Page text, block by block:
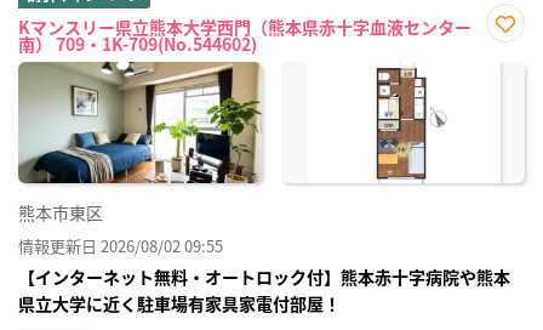
Kマンスリー県立熊本大学西門（熊本県赤十字血液センター
南） 709・1K-709(No.544602)
に入
熊本市東区
情報更新日 2026/08/02 09:55
【インターネット無料・オートロック付】熊本赤十字病院や熊本
県立大学に近く駐車場有家具家電付部屋！